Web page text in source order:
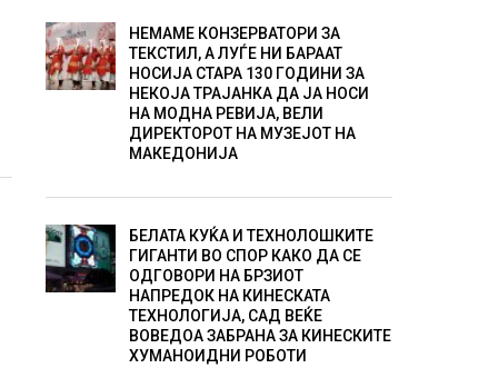
НЕМАМЕ КОНЗЕРВАТОРИ ЗА
ТЕКСТИЛ, А ЛУЃЕ НИ БАРААТ
НОСИЈА СТАРА 130 ГОДИНИ ЗА
НЕКОЈА ТРАЈАНКА ДА ЈА НОСИ
НА МОДНА РЕВИЈА, ВЕЛИ
ДИРЕКТОРОТ НА МУЗЕЈОТ НА
МАКЕДОНИЈА
БЕЛАТА КУЌА И ТЕХНОЛОШКИТЕ
ГИГАНТИ ВО СПОР КАКО ДА СЕ
ОДГОВОРИ НА БРЗИОТ
НАПРЕДОК НА КИНЕСКАТА
ТЕХНОЛОГИЈА, САД ВЕЌЕ
ВОВЕДОА ЗАБРАНА ЗА КИНЕСКИТЕ
ХУМАНОИДНИ РОБОТИ